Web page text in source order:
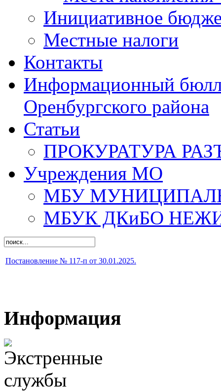
Инициативное
Местные налоги
Контакты
Информационный
Оренбургского района
Статьи
ПРОКУРАТУРА
Учреждения МО
МБУ
МБУК ДКиБО
Постановление № 117-п от 30.01.2025.
Информация